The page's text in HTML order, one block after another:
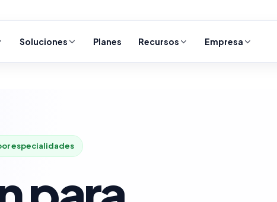
Soluciones Planes Recursos Empresa
especialidades